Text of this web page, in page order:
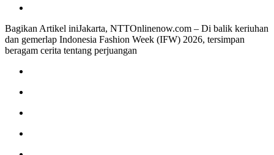
Bagikan Artikel iniJakarta, NTTOnlinenow.com – Di balik keriuhan
dan gemerlap Indonesia Fashion Week (IFW) 2026, tersimpan
beragam cerita tentang perjuangan